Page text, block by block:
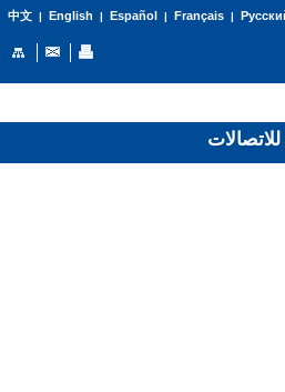
中文| English | Español | Français|